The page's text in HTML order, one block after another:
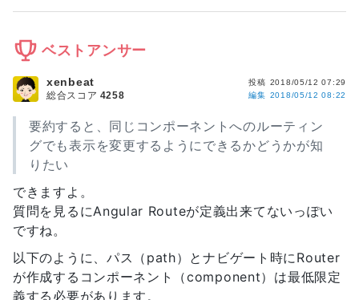
ベストアンサー
要約すると、同じコンポーネントへのルーティン
グでも表示を変更するようにできるかどうかが知
りたい
できますよ。
質問を見るにAngular Routeが定義出来てないっぽい
ですね。
以下のように、パス（path）とナビゲート時にRouter
が作成するコンポーネント（component）は最低限定
義する必要があります。
投稿 2018/05/12 07:29
編集 2018/05/12 08:22
xenbeat
総合スコア 4258